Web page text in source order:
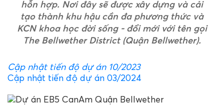
hỗn hợp. Nơi đây sẽ được xây dựng và cải
tạo thành khu hậu cần đa phương thức và
KCN khoa học đời sống - đổi mới với tên gọi
The Bellwether District (Quận Bellwether).
Cập nhật tiến độ dự án 10/2023
Cập nhật tiến độ dự án 03/2024